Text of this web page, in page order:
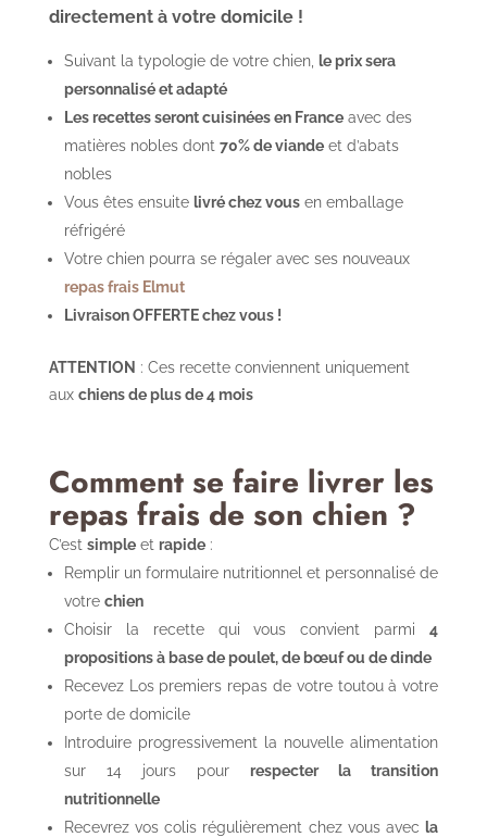
directement à votre domicile !
Suivant la typologie de votre chien, le prix sera
personnalisé et adapté
Les recettes seront cuisinées en Franceavec des
matières nobles dont 70% de viandeet d’abats
nobles
Vous êtes ensuite livré chez vousen emballage
réfrigéré
Votre chien pourra se régaler avec ses nouveaux
repas frais Elmut
Livraison OFFERTE chez vous !
ATTENTION : Ces recette conviennent uniquement
aux chiens de plus de 4 mois
Comment se faire livrer les
repas frais de son chien ?
C’est simpleet rapide:
Remplir un formulaire nutritionnel et personnalisé de
votre chien
Choisir la recette qui vous convient parmi4
propositions à base de poulet, de bœuf ou de dinde
Recevez Los premiers repas de votre toutou à votre
porte de domicile
Introduire progressivement la nouvelle alimentation
sur 14 jours pourrespecter la transition
nutritionnelle
Recevrez vos colis régulièrement chez vous avec la